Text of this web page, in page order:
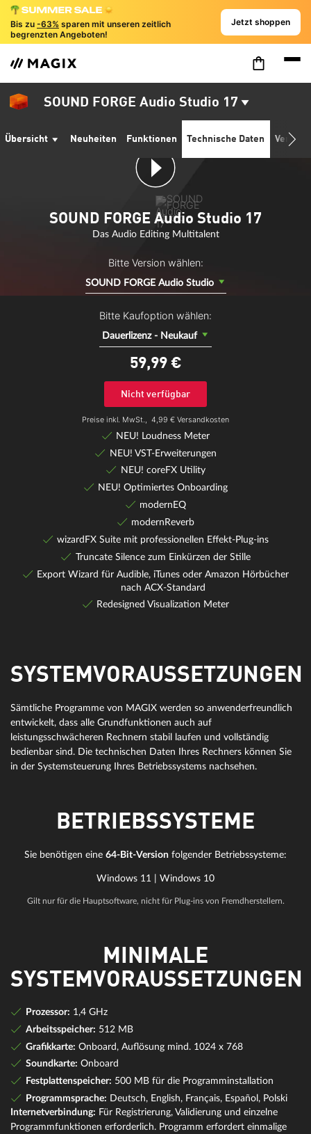
Bis zu -63% sparen mit unseren zeitlich
begrenzten Angeboten!
Jetzt shoppen
SOUND FORGE Audio Studio 17
Übersicht Neuheiten Funktionen Technische Daten
SOUND FORGE Audio Studio 17
Das Audio Editing Multitalent
Bitte Version wählen:
SOUND FORGE Audio Studio
Bitte Kaufoption wählen:
Dauerlizenz - Neukauf
59,99€
Nicht verfügbar
Preise inkl. MwSt., 4,99 € Versandkosten
NEU! Loudness Meter
NEU! VST-Erweiterungen
NEU! coreFX Utility
NEU! Optimiertes Onboarding
modernEQ
modernReverb
wizardFX Suite mit professionellen Effekt-Plug-ins
Truncate Silence zum Einkürzen der Stille
Export Wizard für Audible, iTunes oder Amazon Hörbücher
nach ACX-Standard
Redesigned Visualization Meter
SYSTEMVORAUSSETZUNGEN
Sämtliche Programme von MAGIX werden so anwenderfreundlich
entwickelt, dass alle Grundfunktionen auch auf
leistungsschwächeren Rechnern stabil laufen und vollständig
bedienbar sind. Die technischen Daten Ihres Rechners können Sie
in der Systemsteuerung Ihres Betriebssystems nachsehen.
BETRIEBSSYSTEME
Sie benötigen eine 64-Bit-Version folgender Betriebssysteme:
Windows 11 | Windows 10
Gilt nur für die Hauptsoftware, nicht für Plug-ins von Fremdherstellern.
MINIMALE
SYSTEMVORAUSSETZUNGEN
Prozessor: 1,4 GHz
Arbeitsspeicher: 512 MB
Grafikkarte: Onboard, Auflösung mind. 1024 x 768
Soundkarte: Onboard
Festplattenspeicher: 500 MB für die Programminstallation
Programmsprache: Deutsch, English, Français, Español, Polski
Internetverbindung: Für Registrierung, Validierung und einzelne
Programmfunktionen erforderlich. Programm erfordert einmalige